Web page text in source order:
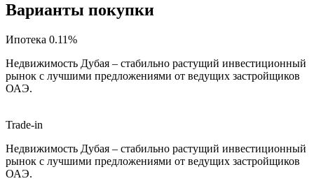
Варианты покупки
Ипотека 0.11%
Недвижимость Дубая – стабильно растущий инвестиционный
рынок с лучшими предложениями от ведущих застройщиков
ОАЭ.
Trade-in
Недвижимость Дубая – стабильно растущий инвестиционный
рынок с лучшими предложениями от ведущих застройщиков
ОАЭ.